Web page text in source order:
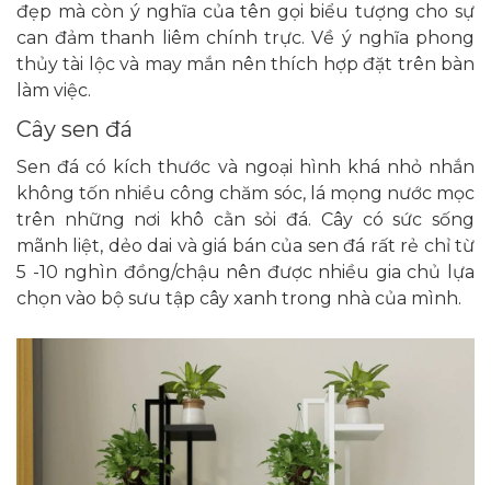
đẹp mà còn ý nghĩa của tên gọi biểu tượng cho sự
can đảm thanh liêm chính trực. Về ý nghĩa phong
thủy tài lộc và may mắn nên thích hợp đặt trên bàn
làm việc.
Cây sen đá
Sen đá có kích thước và ngoại hình khá nhỏ nhắn
không tốn nhiều công chăm sóc, lá mọng nước mọc
trên những nơi khô cằn sỏi đá. Cây có sức sống
mãnh liệt, dẻo dai và giá bán của sen đá rất rẻ chỉ từ
5 -10 nghìn đồng/chậu nên được nhiều gia chủ lựa
chọn vào bộ sưu tập cây xanh trong nhà của mình.